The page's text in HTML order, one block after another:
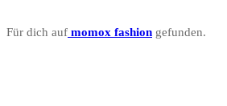
Für dich auf momox fashion gefunden.